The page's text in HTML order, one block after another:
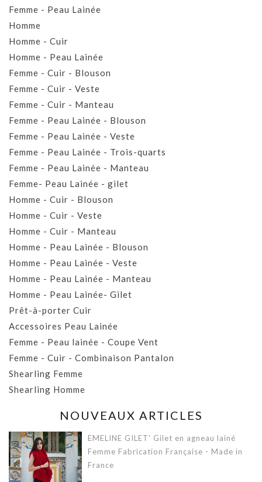
Femme - Peau Lainée
Homme
Homme - Cuir
Homme - Peau Lainée
Femme - Cuir - Blouson
Femme - Cuir - Veste
Femme - Cuir - Manteau
Femme - Peau Lainée - Blouson
Femme - Peau Lainée - Veste
Femme - Peau Lainée - Trois-quarts
Femme - Peau Lainée - Manteau
Femme- Peau Lainée - gilet
Homme - Cuir - Blouson
Homme - Cuir - Veste
Homme - Cuir - Manteau
Homme - Peau Lainée - Blouson
Homme - Peau Lainée - Veste
Homme - Peau Lainée - Manteau
Homme - Peau Lainée- Gilet
Prêt-à-porter Cuir
Accessoires Peau Lainée
Femme - Peau lainée - Coupe Vent
Femme - Cuir - Combinaison Pantalon
Shearling Femme
Shearling Homme
NOUVEAUX ARTICLES
EMELINE GILET' Gilet en agneau lainé
Femme Fabrication Française - Made in
France